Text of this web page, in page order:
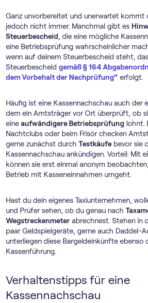
Ganz unvorbereitet und unerwartet kommt
jedoch nicht immer. Manchmal gibt es
Steuerbescheid, die eine mögliche
eine Betriebsprüfung wahrscheinlicher
wenn auf deinem Steuerbescheid steht,
Steuerbescheid gemäß § 164
dem Vorbehalt der Nachprüfung“ erfolgt.
Häufig ist eine Kassennachschau auch der
dem ein Amtsträger vor Ort überprüft, ob
eine aufwändigere Betriebsprüfung lohnt.
Nachtclubs oder beim Frisör checken
gerne zunächst durch Testkäufe bevor sie
Kassennachschau ankündigen. Vorteil: Mit
können sie erst einmal anonym
Betrieb mit Kasseneinnahmen umgeht.
Hast du dein eigenes Taxiunternehmen,
und Prüfer sehen, ob du genau nach
Wegstreckenmeter abrechnest. Stehen in
paar Geldspielgeräte, gerne auch Daddel-
unterliegen diese Bargeldeinkünfte ebenso
Kassenführung.
Verhaltenstipps für eine
Kassennachschau